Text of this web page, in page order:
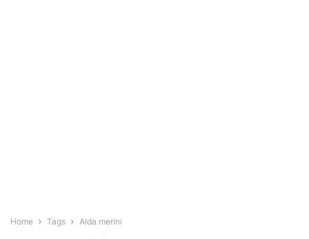
Home Tags Alda merini